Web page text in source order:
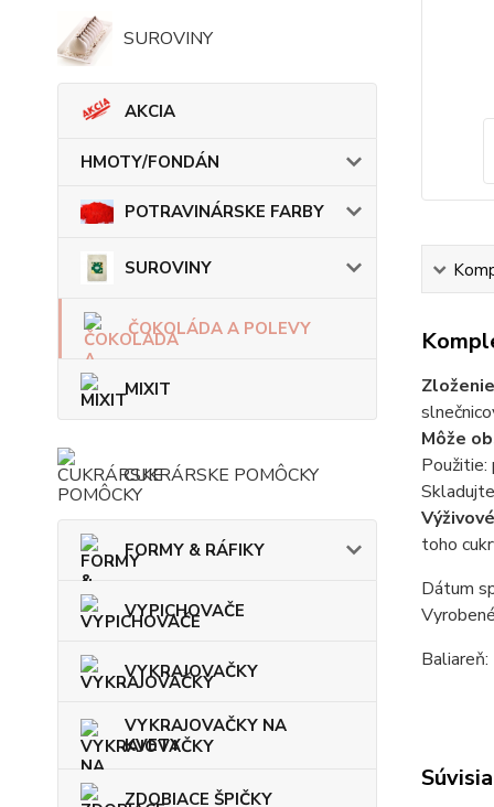
SUROVINY
AKCIA
HMOTY/FONDÁN
POTRAVINÁRSKE FARBY
SUROVINY
ČOKOLÁDA A POLEVY
MIXIT
CUKRÁRSKE POMÔCKY
FORMY & RÁFIKY
VYPICHOVAČE
VYKRAJOVAČKY
VYKRAJOVAČKY NA
KVETY
ZDOBIACE ŠPIČKY
Môže
Použitie:
toho
Dátum